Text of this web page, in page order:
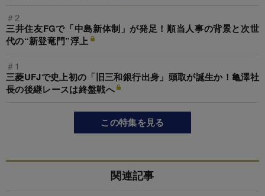
＃2
三井住友FGで「中島新体制」が発足！順当人事の背景と次世
代の“新登竜門”浮上
＃1
三菱UFJで史上初の「旧三和銀行出身」頭取が誕生か！亀澤社
長の後継レースは終盤戦へ
この特集を見る
関連記事